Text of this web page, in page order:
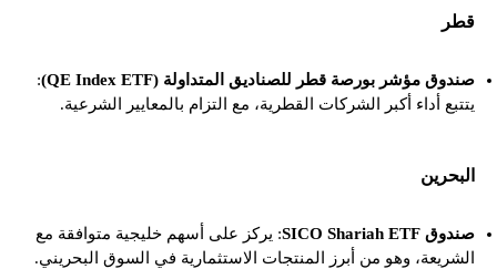
قطر
صندوق مؤشر بورصة قطر للصناديق المتداولة (QE Index ETF)
:
يتتبع أداء أكبر الشركات القطرية، مع التزام بالمعايير الشرعية.
البحرين
صندوق SICO Shariah ETF
: يركز على أسهم خليجية متوافقة مع
الشريعة، وهو من أبرز المنتجات الاستثمارية في السوق البحريني.